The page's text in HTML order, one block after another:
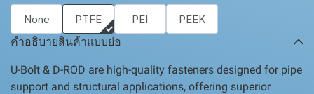
None PTFE PEI PEEK
คำอธิบายสินค้าแบบย่อ
U-Bolt & D-ROD are high-quality fasteners designed for pipe
support and structural applications, offering superior